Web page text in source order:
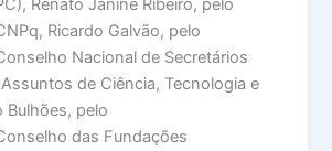
Renato Janine Ribeiro, pelo
Ricardo Galvão, pelo
Nacional de Secretários
de Ciência, Tecnologia e
Bulhões, pelo
das Fundações